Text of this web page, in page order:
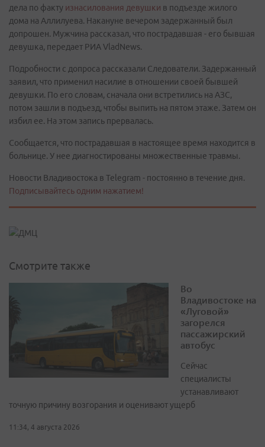
дела по факту изнасилования девушки в подъезде жилого
дома на Аллилуева. Накануне вечером задержанный был
допрошен. Мужчина рассказал, что пострадавшая - его бывшая
девушка, передает РИА VladNews.
Подробности с допроса рассказали Следователи. Задержанный
заявил, что применил насилие в отношении своей бывшей
девушки. По его словам, сначала они встретились на АЗС,
потом зашли в подъезд, чтобы выпить на пятом этаже. Затем он
избил ее. На этом запись прервалась.
Сообщается, что пострадавшая в настоящее время находится в
больнице. У нее диагностированы множественные травмы.
Новости Владивостока в Telegram - постоянно в течение дня.
Подписывайтесь одним нажатием!
Смотрите также
Во
Владивостоке на
«Луговой»
загорелся
пассажирский
автобус
Сейчас
специалисты
устанавливают
точную причину возгорания и оценивают ущерб
11:34, 4 августа 2026